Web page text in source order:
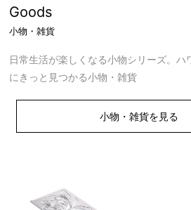
Goods
小物・雑貨
日常生活が楽しくなる小物シリーズ。ハ
にきっと見つかる小物・雑貨
小物・雑貨を見る